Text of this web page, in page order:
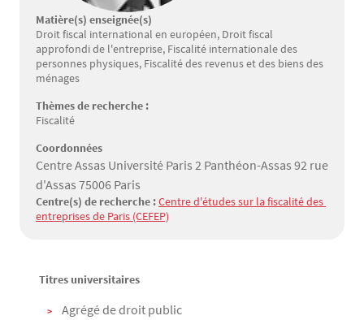
Matière(s) enseignée(s)
Droit fiscal international en européen, Droit fiscal
approfondi de l'entreprise, Fiscalité internationale des
personnes physiques, Fiscalité des revenus et des biens des
ménages
Thèmes de recherche :
Fiscalité
Coordonnées
Centre Assas Université Paris 2 Panthéon-Assas 92 rue
d'Assas 75006 Paris
Centre(s) de recherche :Centre d'études sur la fiscalité des
entreprises de Paris (CEFEP)
Texte
Titres universitaires
Agrégé de droit public